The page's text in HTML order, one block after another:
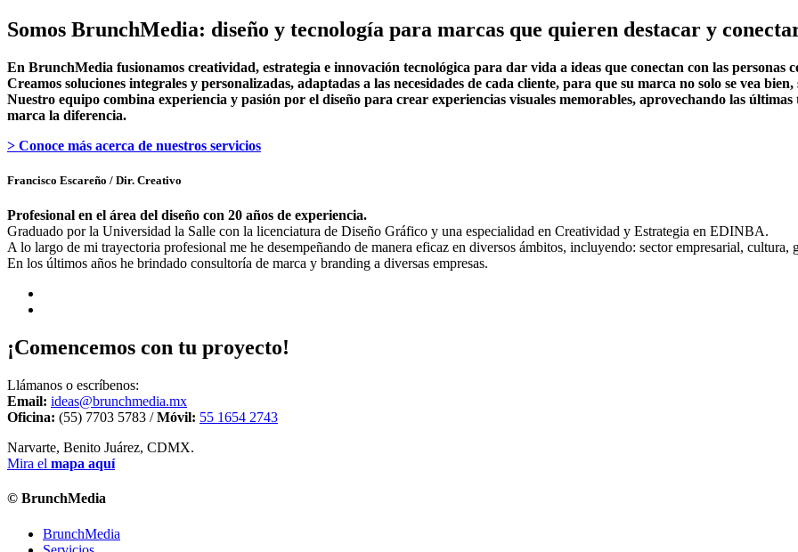
Somos BrunchMedia: diseño y tecnología para marcas que quieren destacar y
En BrunchMedia fusionamos creatividad, estrategia e innovación tecnológica para dar vida a ideas que conectan con las personas
Creamos soluciones integrales y personalizadas, adaptadas a las necesidades de cada cliente, para que su marca no solo se vea
Nuestro equipo combina experiencia y pasión por el diseño para crear experiencias visuales memorables, aprovechando las
marca la diferencia.
> Conoce más acerca de nuestros servicios
Francisco Escareño / Dir. Creativo
Profesional en el área del diseño con 20 años de experiencia.
Graduado por la Universidad la Salle con la licenciatura de Diseño Gráfico y una especialidad en Creatividad y Estrategia en EDINBA.
A lo largo de mi trayectoria profesional me he desempeñando de manera eficaz en diversos ámbitos, incluyendo: sector empresarial, cultura,
En los últimos años he brindado consultoría de marca y branding a diversas empresas.
¡Comencemos con tu proyecto!
Llámanos o escríbenos:
Email: ideas@brunchmedia.mx
Oficina: (55) 7703 5783 /Móvil: 55 1654 2743
Narvarte, Benito Juárez, CDMX.
Mira el mapa aquí
© BrunchMedia
BrunchMedia